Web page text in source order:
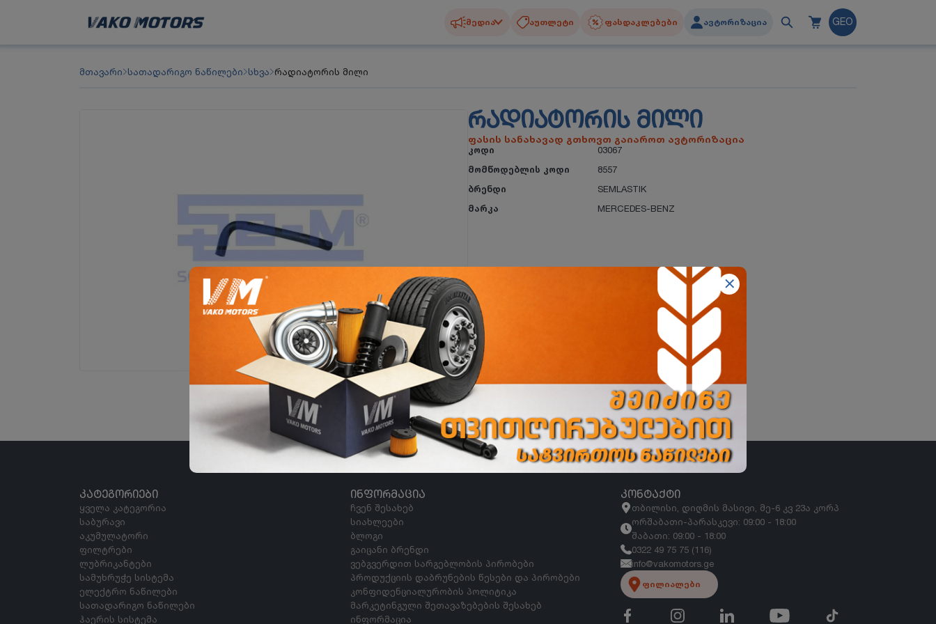
მედია აუთლეტი ფასდაკლებები ავტორიზაცია GEO
მთავარი სათადარიგო ნაწილები სხვა რადიატორის მილი
ᲠᲐᲓᲘᲐᲢᲝᲠᲘᲡ ᲛᲘᲚᲘ
ფასის სანახავად გთხოვთ გაიაროთ ავტორიზაცია
კოდი
03067
მომწოდებლის კოდი
8557
ბრენდი
SEMLASTIK
მარკა
MERCEDES-BENZ
ᲙᲐᲢᲔᲒᲝᲠᲘᲔᲑᲘ
ყველა კატეგორია
საბურავი
აკუმულატორი
ფილტრები
ლუბრიკანტები
სამუხრუჭე სისტემა
ელექტრო ნაწილები
სათადარიგო ნაწილები
ჰაერის სისტემა
ᲘᲜᲤᲝᲠᲛᲐᲪᲘᲐ
ჩვენ შესახებ
სიახლეები
ბლოგი
გაიცანი ბრენდი
ვებგვერდით სარგებლობის პირობები
პროდუქციის დაბრუნების წესები და პირობები
კონფიდენციალურობის პოლიტიკა
მარკეტინგული შეთავაზებების შესახებ
ინფორმაცია
ᲙᲝᲜᲢᲐᲥᲢᲘ
თბილისი, დიღმის მასივი, მე-6 კვ 23ა კორპ
ორშაბათი-პარასკევი: 09:00 - 18:00
შაბათი: 09:00 - 18:00
0322 49 75 75 (116)
info@vakomotors.ge
ფილიალები